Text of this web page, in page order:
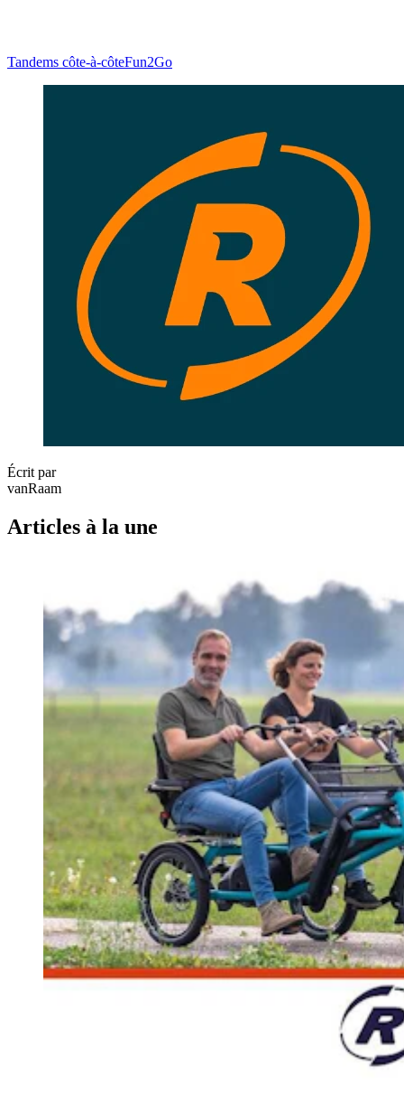
Tandems côte-à-côteFun2Go
Écrit par
vanRaam
Articles à la une